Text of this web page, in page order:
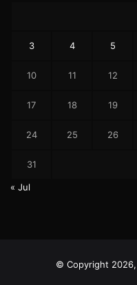
3 4 5
10 11 12
17 18 19
24 25 26
31
« Jul
© Copyright